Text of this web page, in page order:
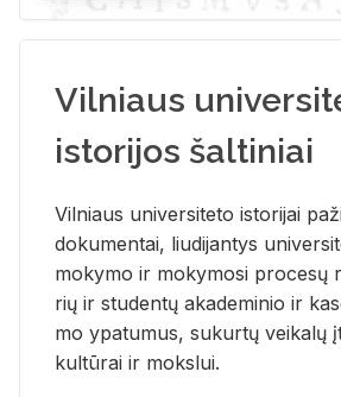
Vilniaus
istorijos šaltiniai
Vil­niaus uni­ver­si­te­to is­to­ri­jai
do­ku­men­tai, liu­di­jan­tys
mo­ky­mo ir mo­ky­mo­si pro­ce­sų
rių ir stu­den­tų aka­de­mi­nio ir
mo ypa­tu­mus, su­kur­tų vei­ka­lų
kul­tū­rai ir moks­lui.